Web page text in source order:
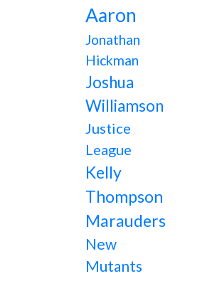
Aaron
Jonathan
Hickman
Joshua
Williamson
Justice
League
Kelly
Thompson
Marauders
New
Mutants